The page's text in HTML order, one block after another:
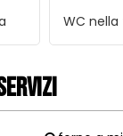
WC